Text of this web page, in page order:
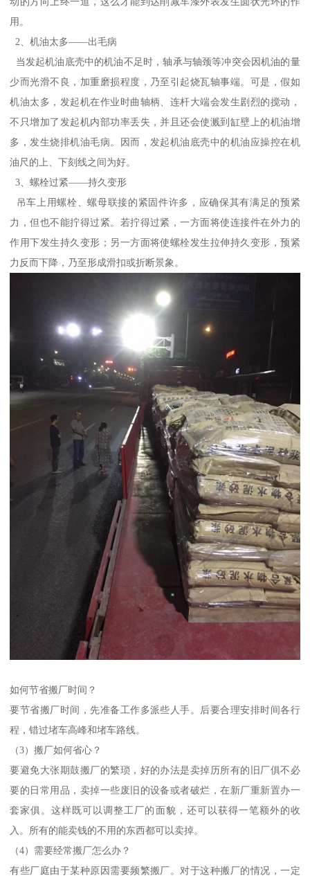
用。
2、机油太多——出毛病
当发起机油底壳中的机油不足时，轴承与轴颈等冲突会因机油的量
少而光滑不良，加重磨损程度，乃至引起烧瓦轴事端。可是，假如
机油太多，发起机在作业时曲轴柄、连杆大端会发生剧烈的搅动，
不只增加了发起机内部功率丢失，并且还会使溅到缸壁上的机油增
多，发生烧排机油毛病。因而，发起机油底壳中的机油应操控在机
油尺的上、下刻线之间为好。
3、螺栓过紧——持久变形
吊车上用螺栓、螺母联接的紧固件许多，应确保其有满足的预紧
力，但也不能拧得过紧。若拧得过紧，一方面将使连接件在外力的
作用下发生持久变形；另一方面将使螺栓发生拉伸持久变形，预紧
力反而下降，乃至形成滑扣或折断景象。
如何节省搬厂时间？
要节省搬厂时间，先准备工作多派些人手。后要合理安排时间各行
程，错过堵车高峰和堵车路线。
（3）搬厂如何省心？
要避免大张期鼓搬厂的繁琐，好的办法是卖掉历所有的旧厂俱不必
要的日常用品，卖掉一些废旧的设备或者破烂，在新厂重新置办一
套家俱。这样既可以调整工厂的面貌，还可以获得一笔额外的收
入。所有的能卖钱的不用的东西都可以卖掉。
（4）需要经常搬厂怎么办？
有些厂庭由于某种原因需要频繁搬厂。对于这种搬厂的情况，一定